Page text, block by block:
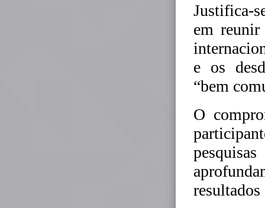
Justifica-
em reunir
e os
“bem
O